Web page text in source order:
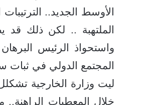
الأوسط الجديد..
الملتهبة .. لكن ذلك قد
واستحواذ الرئيس
المجتمع الدولي في ثبات
ليت وزارة الخارجية
خلال المعطيات الراهنة..